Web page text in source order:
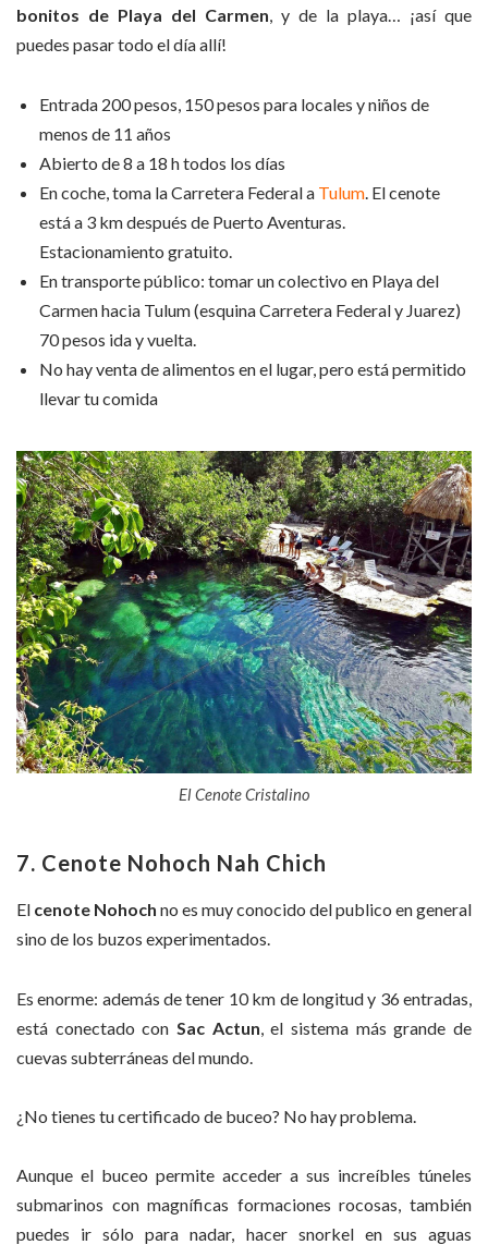
bonitos de Playa del Carmen, y de la playa… ¡así que
puedes pasar todo el día allí!
Entrada 200 pesos, 150 pesos para locales y niños de
menos de 11 años
Abierto de 8 a 18 h todos los días
En coche, toma la Carretera Federal a Tulum . El cenote
está a 3 km después de Puerto Aventuras.
Estacionamiento gratuito.
En transporte público: tomar un colectivo en Playa del
Carmen hacia Tulum (esquina Carretera Federal y Juarez)
70 pesos ida y vuelta.
No hay venta de alimentos en el lugar, pero está permitido
llevar tu comida
El Cenote Cristalino
7. Cenote Nohoch Nah Chich
El cenote Nohoch no es muy conocido del publico en general
sino de los buzos experimentados.
Es enorme: además de tener 10 km de longitud y 36 entradas,
está conectado con Sac Actun , el sistema más grande de
cuevas subterráneas del mundo.
¿No tienes tu certificado de buceo? No hay problema.
Aunque el buceo permite acceder a sus increíbles túneles
submarinos con magníficas formaciones rocosas, también
puedes ir sólo para nadar, hacer snorkel en sus aguas